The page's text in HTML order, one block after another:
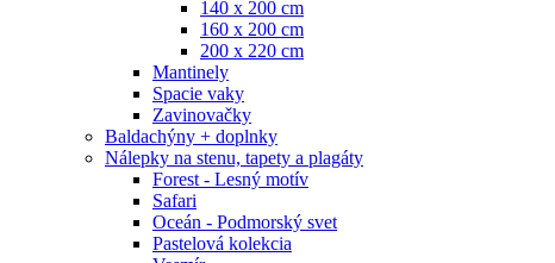
140 x 200 cm
160 x 200 cm
200 x 220 cm
Mantinely
Spacie vaky
Zavinovačky
Baldachýny + doplnky
Nálepky na stenu, tapety a plagáty
Forest - Lesný motív
Safari
Oceán - Podmorský svet
Pastelová kolekcia